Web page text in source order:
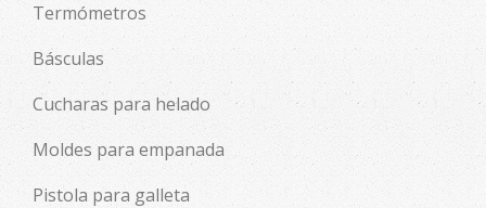
Termómetros
Básculas
Cucharas para helado
Moldes para empanada
Pistola para galleta